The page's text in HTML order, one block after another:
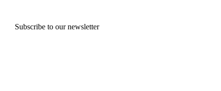
Subscribe to our newsletter